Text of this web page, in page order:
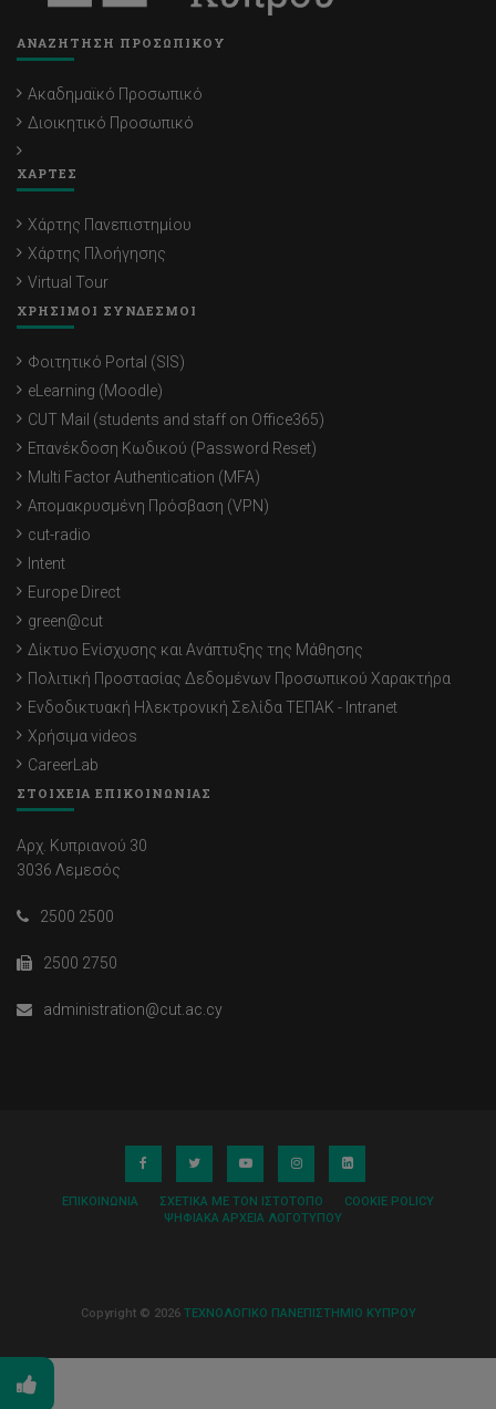
ΑΝΑΖΗΤΗΣΗ ΠΡΟΣΩΠΙΚΟΥ
Ακαδημαϊκό Προσωπικό
Διοικητικό Προσωπικό
ΧΑΡΤΕΣ
Χάρτης Πανεπιστημίου
Χάρτης Πλοήγησης
Virtual Tour
ΧΡΗΣΙΜΟΙ ΣΥΝΔΕΣΜΟΙ
Φοιτητικό Portal (SIS)
eLearning (Moodle)
CUT Mail (students and staff on Office365)
Επανέκδοση Κωδικού (Password Reset)
Multi Factor Authentication (MFA)
Απομακρυσμένη Πρόσβαση (VPN)
cut-radio
Intent
Europe Direct
green@cut
Δίκτυο Ενίσχυσης και Ανάπτυξης της Μάθησης
Πολιτική Προστασίας Δεδομένων Προσωπικού Χαρακτήρα
Ενδοδικτυακή Ηλεκτρονική Σελίδα ΤΕΠΑΚ - Intranet
Χρήσιμα videos
CareerLab
ΣΤΟΙΧΕΙΑ ΕΠΙΚΟΙΝΩΝΙΑΣ
Αρχ. Κυπριανού 30
3036 Λεμεσός
2500 2500
2500 2750
administration@cut.ac.cy
ΕΠΙΚΟΙΝΩΝΊΑ ΣΧΕΤΙΚΆ ΜΕ ΤΟΝ ΙΣΤΌΤΟΠΟ
COOKIE POLICY
ΨΗΦΙΑΚΆ ΑΡΧΕΊΑ ΛΟΓΌΤΥΠΟΥ
Copyright © 2026 ΤΕΧΝΟΛΟΓΙΚΟ ΠΑΝΕΠΙΣΤΗΜΙΟ ΚΥΠΡΟΥ